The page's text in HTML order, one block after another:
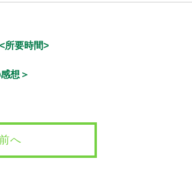
<所要時間>
想＞
へ